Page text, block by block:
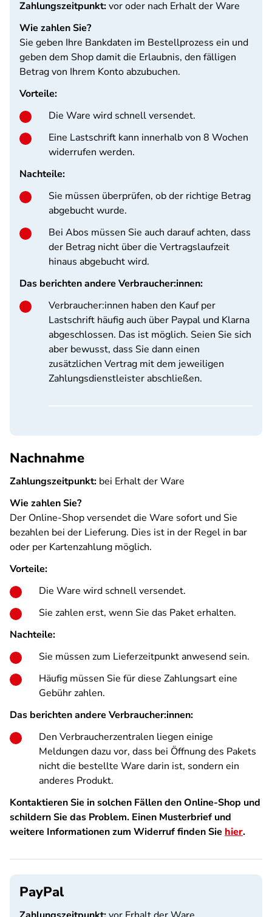
Zahlungszeitpunkt:vor oder nach Erhalt der Ware
Wie zahlen Sie?
Sie geben Ihre Bankdaten im Bestellprozess ein und
geben dem Shop damit die Erlaubnis, den fälligen
Betrag von Ihrem Konto abzubuchen.
Vorteile:
Die Ware wird schnell versendet.
Eine Lastschrift kann innerhalb von 8 Wochen
widerrufen werden.
Nachteile:
Sie müssen überprüfen, ob der richtige Betrag
abgebucht wurde.
Bei Abos müssen Sie auch darauf achten, dass
der Betrag nicht über die Vertragslaufzeit
hinaus abgebucht wird.
Das berichten andere Verbraucher:innen:
Verbraucher:innen haben den Kauf per
Lastschrift häufig auch über Paypal und Klarna
abgeschlossen. Das ist möglich. Seien Sie sich
aber bewusst, dass Sie dann einen
zusätzlichen Vertrag mit dem jeweiligen
Zahlungsdienstleister abschließen.
Nachnahme
Zahlungszeitpunkt: bei Erhalt der Ware
Wie zahlen Sie?
Der Online-Shop versendet die Ware sofort und Sie
bezahlen bei der Lieferung. Dies ist in der Regel in bar
oder per Kartenzahlung möglich.
Vorteile:
Die Ware wird schnell versendet.
Sie zahlen erst, wenn Sie das Paket erhalten.
Nachteile:
Sie müssen zum Lieferzeitpunkt anwesend sein.
Häufig müssen Sie für diese Zahlungsart eine
Gebühr zahlen.
Das berichten andere Verbraucher:innen:
Den Verbraucherzentralen liegen einige
Meldungen dazu vor, dass bei Öffnung des Pakets
nicht die bestellte Ware darin ist, sondern ein
anderes Produkt.
Kontaktieren Sie in solchen Fällen den Online-Shop und
schildern Sie das Problem. Einen Musterbrief und
weitere Informationen zum Widerruf finden Sie hier.
PayPal